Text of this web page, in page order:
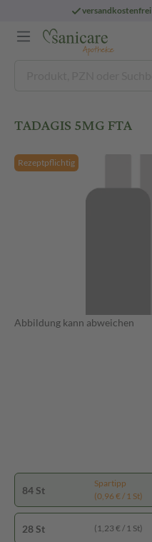
versandkostenfrei
TADAGIS 5MG FTA
Rezeptpflichtig
Abbildung kann abweichen
84 St
Spartipp
(0,96 € / 1 St)
28 St (1,23 € / 1 St)